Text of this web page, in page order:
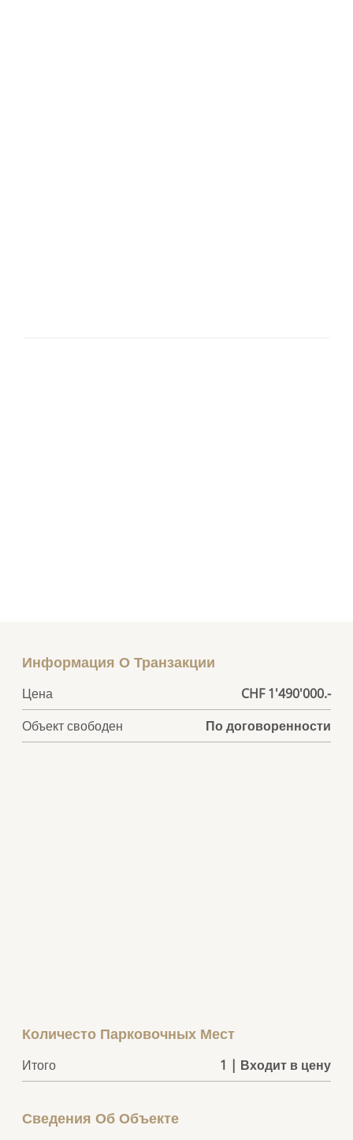
Информация О Транзакции
Цена
CHF 1'490'000.-
Объект свободен
По договоренности
Количесто Парковочных Мест
Итого 1 | Входит в цену
Сведения Об Объекте